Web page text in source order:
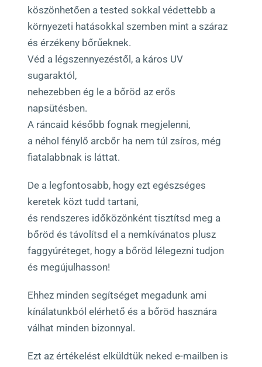
köszönhetően a tested sokkal védettebb a
környezeti hatásokkal szemben mint a száraz
és érzékeny bőrűeknek.
Véd a légszennyezéstől, a káros UV
sugaraktól,
nehezebben ég le a bőröd az erős
napsütésben.
A ráncaid később fognak megjelenni,
a néhol fénylő arcbőr ha nem túl zsíros, még
fiatalabbnak is láttat.
De a legfontosabb, hogy ezt egészséges
keretek közt tudd tartani,
és rendszeres időközönként tisztítsd meg a
bőröd és távolítsd el a nemkívánatos plusz
faggyúréteget, hogy a bőröd lélegezni tudjon
és megújulhasson!
Ehhez minden segítséget megadunk ami
kínálatunkból elérhető és a bőröd hasznára
válhat minden bizonnyal.
Ezt az értékelést elküldtük neked e-mailben is